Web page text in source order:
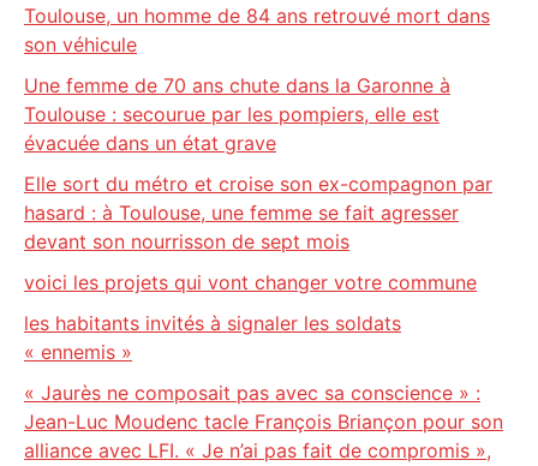
Toulouse, un homme de 84 ans retrouvé mort dans
son véhicule
Une femme de 70 ans chute dans la Garonne à
Toulouse : secourue par les pompiers, elle est
évacuée dans un état grave
Elle sort du métro et croise son ex-compagnon par
hasard : à Toulouse, une femme se fait agresser
devant son nourrisson de sept mois
voici les projets qui vont changer votre commune
les habitants invités à signaler les soldats
« ennemis »
« Jaurès ne composait pas avec sa conscience » :
Jean-Luc Moudenc tacle François Briançon pour son
alliance avec LFI. « Je n’ai pas fait de compromis »,